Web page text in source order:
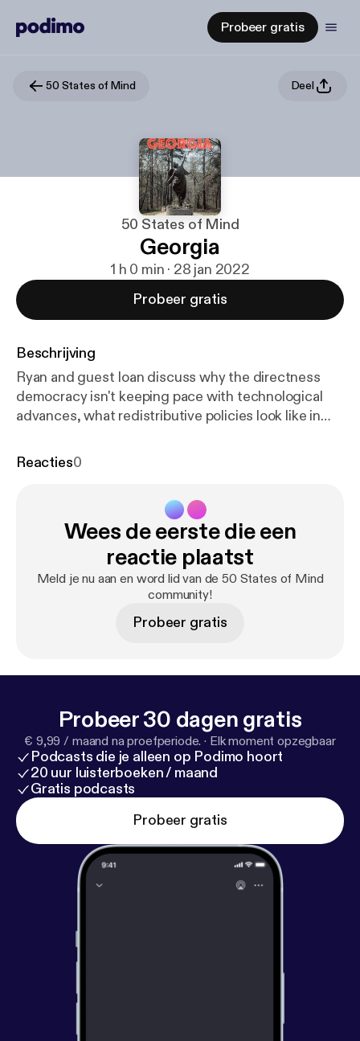
Probeer gratis
50 States of Mind Deel
50 States of Mind
Georgia
1 h 0 min · 28 jan 2022
Probeer gratis
Beschrijving
Ryan and guest Ioan discuss why the directness
democracy isn't keeping pace with technological
advances, what redistributive policies look like in
world's largest asylum in Milledgeville, Georgia. ---
Reacties0
Wees de eerste die een
reactie plaatst
Meld je nu aan en word lid van de 50 States of Mind
community!
Probeer gratis
Probeer 30 dagen gratis
€ 9,99 / maand na proefperiode. · Elk moment opzegbaar
Podcasts die je alleen op Podimo hoort
20 uur luisterboeken / maand
Gratis podcasts
Probeer gratis